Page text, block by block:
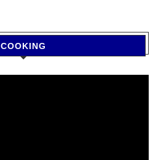
COOKING